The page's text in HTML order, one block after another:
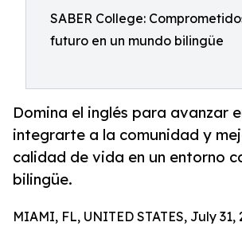
SABER College:
futuro en un mundo bilingüe
Domina el inglés para avanzar
integrarte a la comunidad y
calidad de vida en un entorno
bilingüe.
MIAMI, FL, UNITED STATES, July 31,